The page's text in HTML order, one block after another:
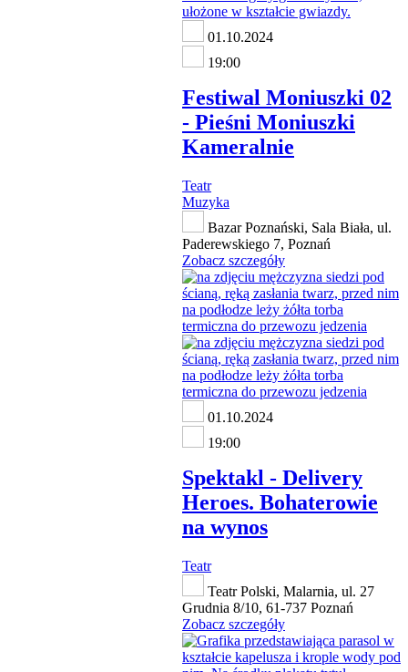
01.10.2024
19:00
Festiwal Moniuszki 02
- Pieśni Moniuszki
Kameralnie
Teatr
Muzyka
Bazar Poznański, Sala Biała, ul.
Paderewskiego 7, Poznań
Zobacz szczegóły
01.10.2024
19:00
Spektakl - Delivery
Heroes. Bohaterowie
na wynos
Teatr
Teatr Polski, Malarnia, ul. 27
Grudnia 8/10, 61-737 Poznań
Zobacz szczegóły